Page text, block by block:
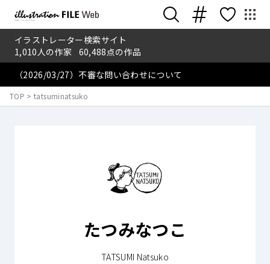
イラストレーター検索サイト
1,010人の作家 60,488点の作品
（2026/03/27）不審な問い合わせについて
TOP >tatsuminatsuko
たつみなつこ
TATSUMI Natsuko